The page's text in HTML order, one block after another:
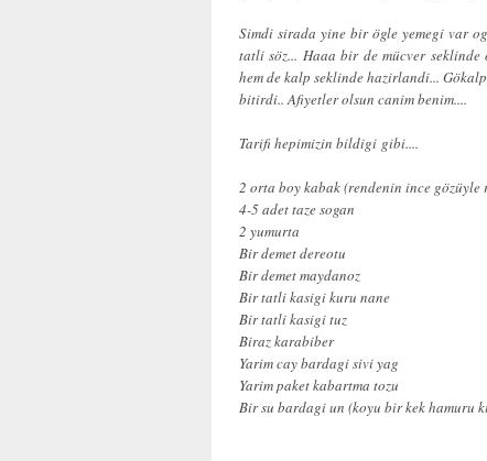
Simdi sirada yine bir ögle yemegi var
tatli söz... Haaa bir de mücver
hem de kalp seklinde hazirlandi...
bitirdi.. Afiyetler olsun canim benim....
Tarifi hepimizin bildigi gibi....
2 orta boy kabak (rendenin ince gözüyle
4-5 adet taze sogan
2 yumurta
Bir demet dereotu
Bir demet maydanoz
Bir tatli kasigi kuru nane
Bir tatli kasigi tuz
Biraz karabiber
Yarim cay bardagi sivi yag
Yarim paket kabartma tozu
Bir su bardagi un (koyu bir kek hamuru